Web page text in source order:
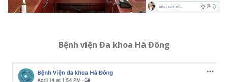
Bệnh viện Đa khoa Hà Đông